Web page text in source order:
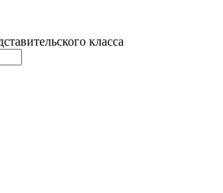
класса